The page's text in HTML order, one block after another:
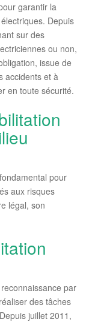
i
n
garantir la
Depuis
sur des
ou non,
issue de
accidents et à
en toute sécurité.
pour
aux risques
légal, son
par
des tâches
juillet 2011,